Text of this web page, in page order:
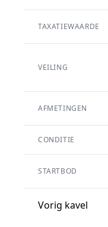
TAXATIEWAARDE
VEILING
AFMETINGEN
CONDITIE
STARTBOD
Vorig kavel